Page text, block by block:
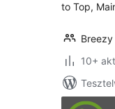
to Top,
Breezy
10+